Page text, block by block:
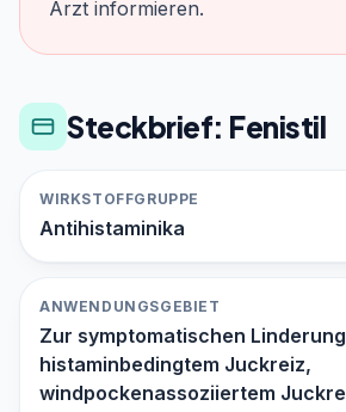
Arzt informieren.
Steckbrief: Fenistil
WIRKSTOFFGRUPPE
Antihistaminika
ANWENDUNGSGEBIET
Zur symptomatischen
histaminbedingtem Juckreiz,
windpockenassoziiertem